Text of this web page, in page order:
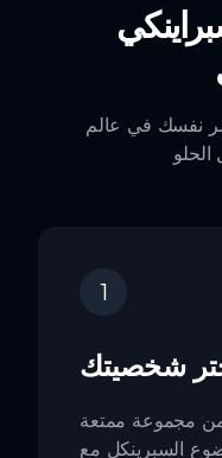
نفسك في عالم
1
شخصيتك
من مجموعة ممتعة
السبرينكل مع